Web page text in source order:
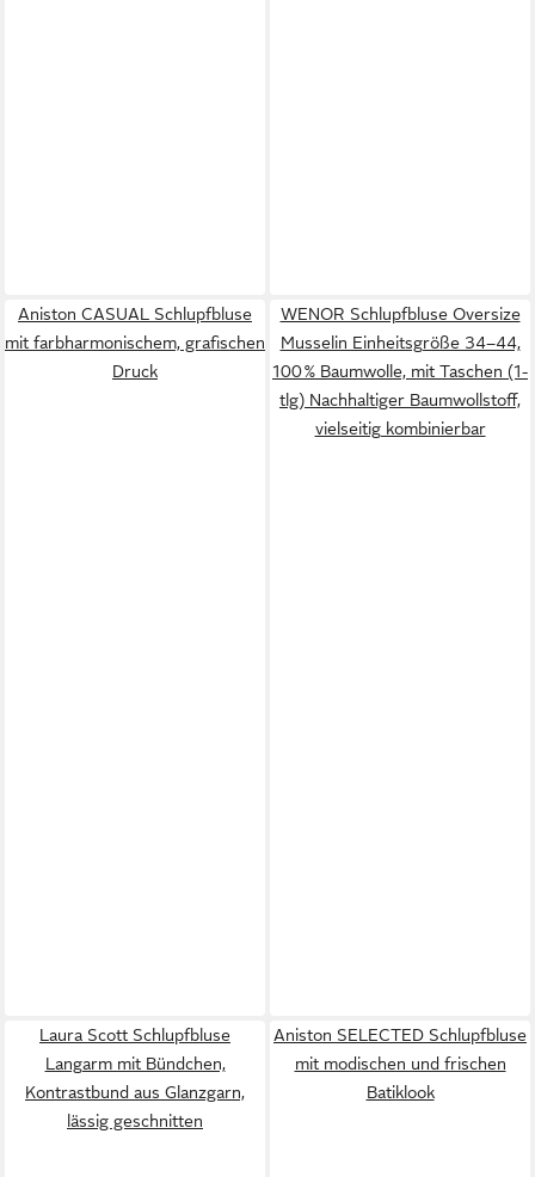
Aniston CASUAL Schlupfbluse
mit farbharmonischem, grafischen
Druck
WENOR Schlupfbluse Oversize
Musselin Einheitsgröße 34–44,
100 % Baumwolle, mit Taschen (1-
tlg) Nachhaltiger Baumwollstoff,
vielseitig kombinierbar
Laura Scott Schlupfbluse
Langarm mit Bündchen,
Kontrastbund aus Glanzgarn,
lässig geschnitten
Aniston SELECTED Schlupfbluse
mit modischen und frischen
Batiklook